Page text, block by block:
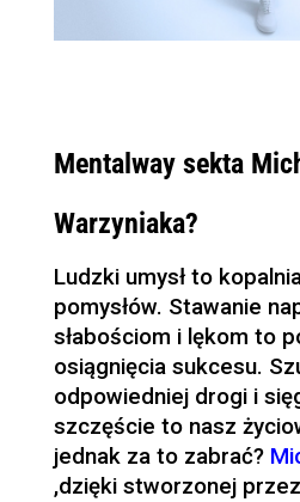
Mentalway sekta
Warzyniaka?
Ludzki umysł to
pomysłów. Stawanie
słabościom i lękom to
osiągnięcia sukcesu.
odpowiedniej drogi i
szczęście to nasz
jednak za to zabrać?
,dzięki stworzonej